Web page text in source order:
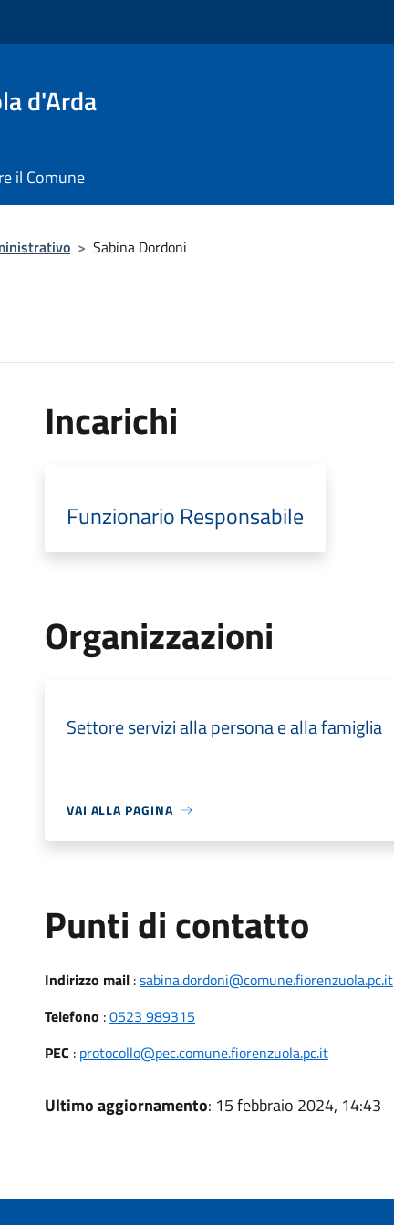
d'Arda
il Comune
> Sabina Dordoni
Incarichi
Funzionario Responsabile
Organizzazioni
Settore servizi alla persona e alla famiglia
VAI ALLA PAGINA
Punti di contatto
Indirizzo mail:sabina.dordoni@comune.fiorenzuola.pc.it
Telefono :0523 989315
PEC : protocollo@pec.comune.fiorenzuola.pc.it
Ultimo aggiornamento: 15 febbraio 2024, 14:43